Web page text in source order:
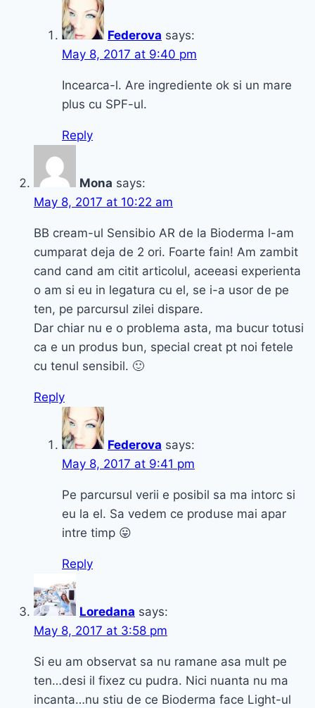
Federova says:
May 8, 2017 at 9:40 pm
Incearca-l. Are ingrediente ok si un mare
plus cu SPF-ul.
Reply
Mona says:
May 8, 2017 at 10:22 am
BB cream-ul Sensibio AR de la Bioderma l-am
cumparat deja de 2 ori. Foarte fain! Am zambit
cand cand am citit articolul, aceeasi experienta
o am si eu in legatura cu el, se i-a usor de pe
ten, pe parcursul zilei dispare.
Dar chiar nu e o problema asta, ma bucur totusi
ca e un produs bun, special creat pt noi fetele
cu tenul sensibil. 🙂
Reply
Federova says:
May 8, 2017 at 9:41 pm
Pe parcursul verii e posibil sa ma intorc si
eu la el. Sa vedem ce produse mai apar
intre timp 😛
Reply
Loredana says:
May 8, 2017 at 3:58 pm
Si eu am observat sa nu ramane asa mult pe
ten…desi il fixez cu pudra. Nici nuanta nu ma
incanta…nu stiu de ce Bioderma face Light-ul